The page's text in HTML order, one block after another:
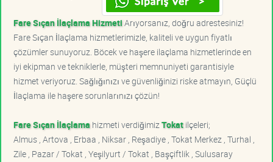
Fare Sıçan İlaçlama HizmetiArıyorsanız, doğru adrestesiniz!
Fare Sıçan İlaçlama hizmetlerimizle, kaliteli ve uygun fiyatlı
çözümler sunuyoruz. Böcek ve haşere ilaçlama hizmetlerinde en
iyi ekipman ve tekniklerle, müşteri memnuniyeti garantisiyle
hizmet veriyoruz. Sağlığınızı ve güvenliğinizi riske atmayın, Güçlü
İlaçlama ile haşere sorunlarınızı çözün!
Fare Sıçan İlaçlama hizmeti verdiğimiz Tokatilçeleri;
Almus , Artova , Erbaa , Niksar , Reşadiye , Tokat Merkez , Turhal ,
Zile , Pazar / Tokat , Yeşilyurt / Tokat , Başçiftlik , Sulusaray